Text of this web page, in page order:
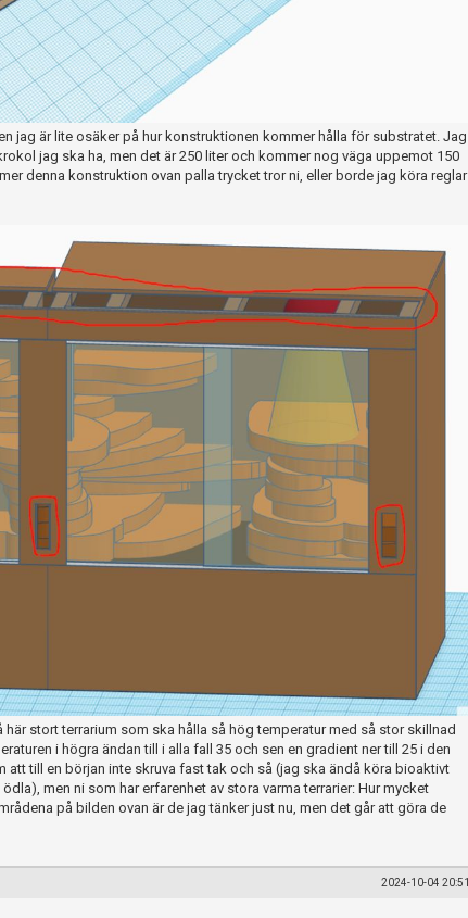
jag är lite osäker på hur konstruktionen kommer hålla för substratet. Jag
jag ska ha, men det är 250 liter och kommer nog väga uppemot 150
denna konstruktion ovan palla trycket tror ni, eller borde jag köra reglar
stort terrarium som ska hålla så hög temperatur med så stor skillnad
i högra ändan till i alla fall 35 och sen en gradient ner till 25 i den
att till en början inte skruva fast tak och så (jag ska ändå köra bioaktivt
men ni som har erfarenhet av stora varma terrarier: Hur mycket
på bilden ovan är de jag tänker just nu, men det går att göra de
2024-10-04 20:51